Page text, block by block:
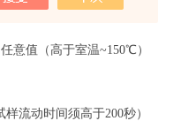
值（高于室温~150℃）
流动时间须高于200秒）